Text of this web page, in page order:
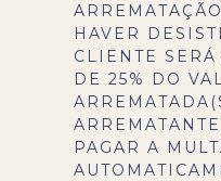
HAVER
CLIENTE
DE 25% DO
PAGAR A